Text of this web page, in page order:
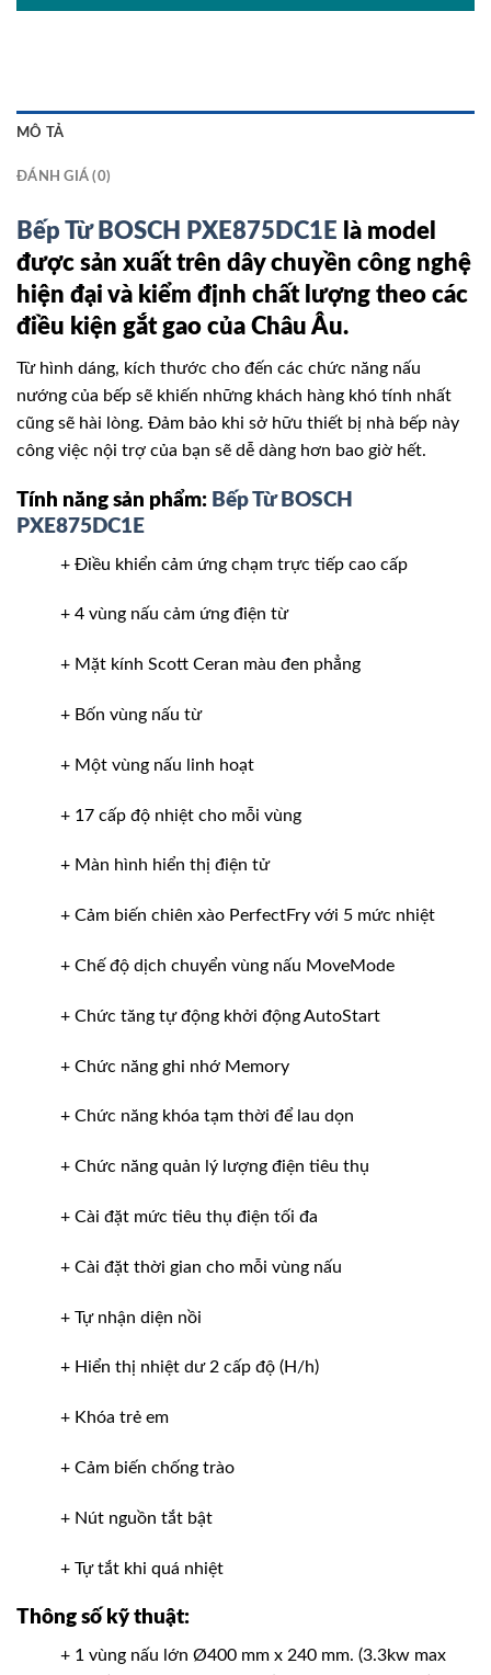
MÔ TẢ
ĐÁNH GIÁ (0)
Bếp Từ BOSCH PXE875DC1E là model
được sản xuất trên dây chuyền công nghệ
hiện đại và kiểm định chất lượng theo các
điều kiện gắt gao của Châu Âu.
Từ hình dáng, kích thước cho đến các chức năng nấu
nướng của bếp sẽ khiến những khách hàng khó tính nhất
cũng sẽ hài lòng. Đảm bảo khi sở hữu thiết bị nhà bếp này
công việc nội trợ của bạn sẽ dễ dàng hơn bao giờ hết.
Tính năng sản phẩm: Bếp Từ BOSCH
PXE875DC1E
+ Điều khiển cảm ứng chạm trực tiếp cao cấp
+ 4 vùng nấu cảm ứng điện từ
+ Mặt kính Scott Ceran màu đen phẳng
+ Bốn vùng nấu từ
+ Một vùng nấu linh hoạt
+ 17 cấp độ nhiệt cho mỗi vùng
+ Màn hình hiển thị điện tử
+ Cảm biến chiên xào PerfectFry với 5 mức nhiệt
+ Chế độ dịch chuyển vùng nấu MoveMode
+ Chức tăng tự động khởi động AutoStart
+ Chức năng ghi nhớ Memory
+ Chức năng khóa tạm thời để lau dọn
+ Chức năng quản lý lượng điện tiêu thụ
+ Cài đặt mức tiêu thụ điện tối đa
+ Cài đặt thời gian cho mỗi vùng nấu
+ Tự nhận diện nồi
+ Hiển thị nhiệt dư 2 cấp độ (H/h)
+ Khóa trẻ em
+ Cảm biến chống trào
+ Nút nguồn tắt bật
+ Tự tắt khi quá nhiệt
Thông số kỹ thuật:
+ 1 vùng nấu lớn Ø400 mm x 240 mm. (3.3kw max